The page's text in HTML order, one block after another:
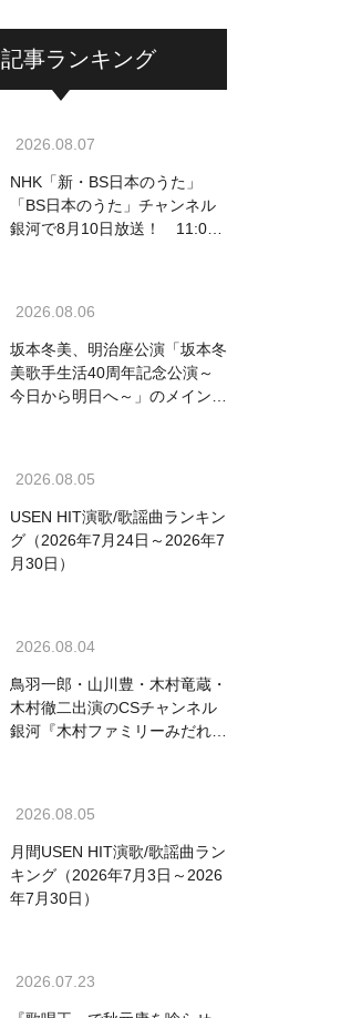
記事ランキング
2026.08.07
NHK「新・BS日本のうた」
「BS日本のうた」チャンネル
銀河で8月10日放送！ 11:00
出演者・曲目情報
2026.08.06
坂本冬美、明治座公演「坂本冬
美歌手生活40周年記念公演～
今日から明日へ～」のメインビ
2026.08.05
USEN HIT演歌/歌謡曲ランキン
グ（2026年7月24日～2026年7
月30日）
2026.08.04
鳥羽一郎・山川豊・木村竜蔵・
木村徹二出演のCSチャンネル
銀河『木村ファミリーみだれ旅
2026.08.05
月間USEN HIT演歌/歌謡曲ラン
キング（2026年7月3日～2026
年7月30日）
2026.07.23